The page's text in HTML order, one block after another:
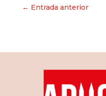
Navegación
← Entrada anterior